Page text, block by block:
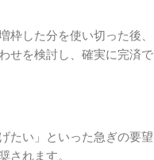
した分を使い切った後、
せを検討し、確実に完済で
たい」といった急ぎの要望
されます。